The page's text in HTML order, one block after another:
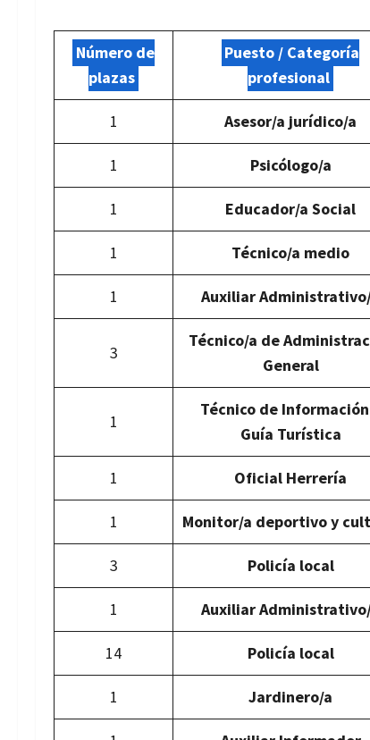
Número de
plazas
Puesto / Categoría
profesional
1 Asesor/a jurídico/a
1 Psicólogo/a
1 Educador/a Social
1 Técnico/a medio
1 Auxiliar
3
Técnico/a de
General
1
Técnico de
Guía Turística
1 Oficial Herrería
1 Monitor/a deportivo y
3 Policía local
1 Auxiliar
14 Policía local
1 Jardinero/a